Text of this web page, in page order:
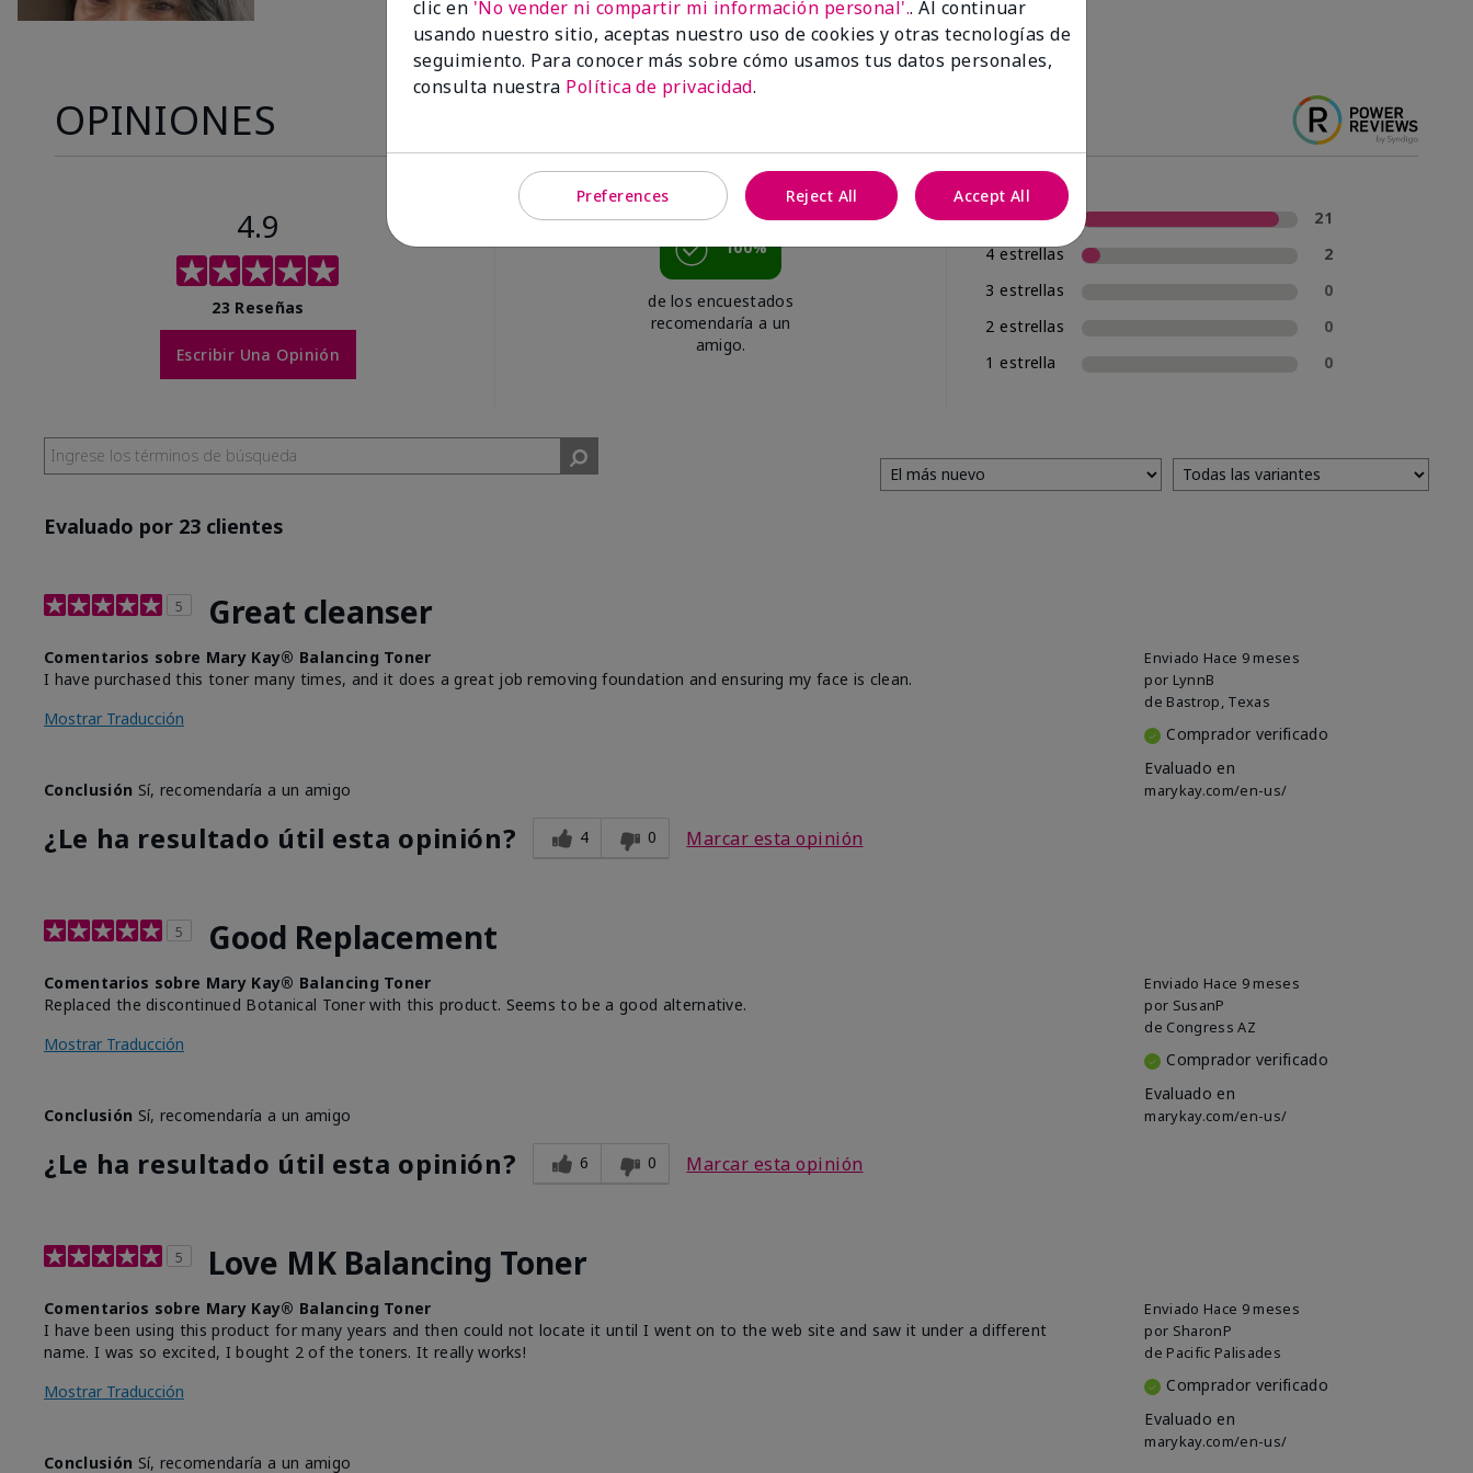
OPINIONES
4.9
23 Reseñas
Escribir Una Opinión
100%
de los encuestados
recomendaría a un
amigo.
5 estrellas
21
4 estrellas
2
3 estrellas
0
2 estrellas
0
1 estrella
0
Evaluado por 23 clientes
5 Great cleanser
Enviado Hace 9 meses
por LynnB
de Bastrop, Texas
Comprador verificado
Evaluado en
marykay.com/en-us/
Comentarios sobre Mary Kay® Balancing Toner
I have purchased this toner many times, and it does a great job removing foundation and ensuring my face is clean.
Mostrar Traducción
Conclusión Sí, recomendaría a un amigo
¿Le ha resultado útil esta opinión? 4 0 Marcar esta opinión
5 Good Replacement
Enviado Hace 9 meses
por SusanP
de Congress AZ
Comprador verificado
Evaluado en
marykay.com/en-us/
Comentarios sobre Mary Kay® Balancing Toner
Replaced the discontinued Botanical Toner with this product. Seems to be a good alternative.
Mostrar Traducción
Conclusión Sí, recomendaría a un amigo
¿Le ha resultado útil esta opinión? 6 0 Marcar esta opinión
5 Love MK Balancing Toner
Enviado Hace 9 meses
por SharonP
de Pacific Palisades
Comprador verificado
Evaluado en
marykay.com/en-us/
Comentarios sobre Mary Kay® Balancing Toner
I have been using this product for many years and then could not locate it until I went on to the web site and saw it under a different
name. I was so excited, I bought 2 of the toners. It really works!
Mostrar Traducción
Conclusión Sí, recomendaría a un amigo
clic en 'No vender ni compartir mi información personal'.. Al continuar
usando nuestro sitio, aceptas nuestro uso de cookies y otras tecnologías de
seguimiento. Para conocer más sobre cómo usamos tus datos personales,
consulta nuestra Política de privacidad.
Preferences Reject All Accept All